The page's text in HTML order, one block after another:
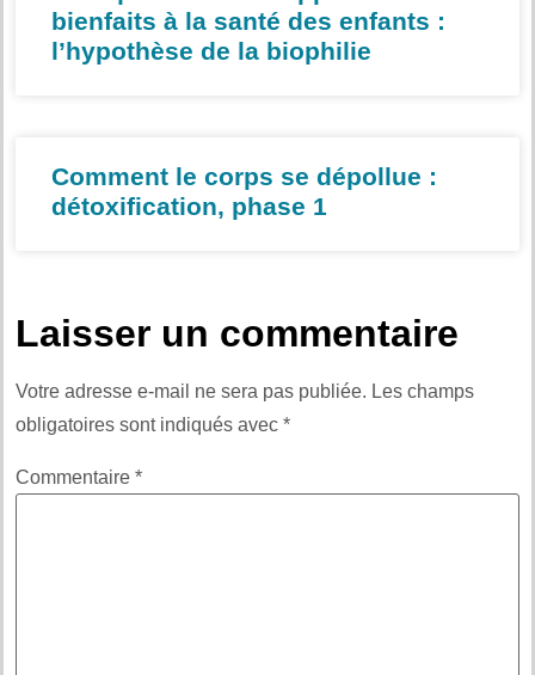
bienfaits à la santé des enfants :
l’hypothèse de la biophilie
Comment le corps se dépollue :
détoxification, phase 1
Laisser un commentaire
Votre adresse e-mail ne sera pas publiée. Les champs
obligatoires sont indiqués avec *
Commentaire *